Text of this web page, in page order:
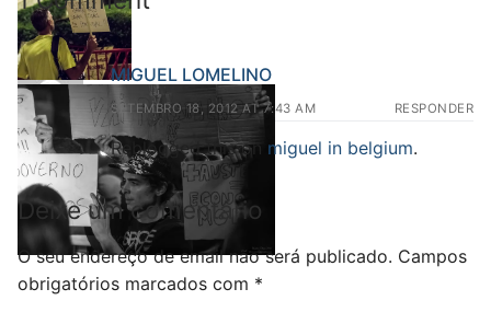
MIGUEL LOMELINO
SETEMBRO 18, 2012 AT 7:43 AM RESPONDER
Reblogged this on miguel in belgium.
Deixe um comentário
O seu endereço de email não será publicado. Campos
obrigatórios marcados com *